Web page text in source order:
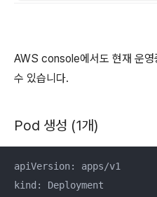
AWS console에서도 현재 운영
수 있습니다.
Pod 생성 (1개)
apiVersion: apps/v1
kind: Deployment